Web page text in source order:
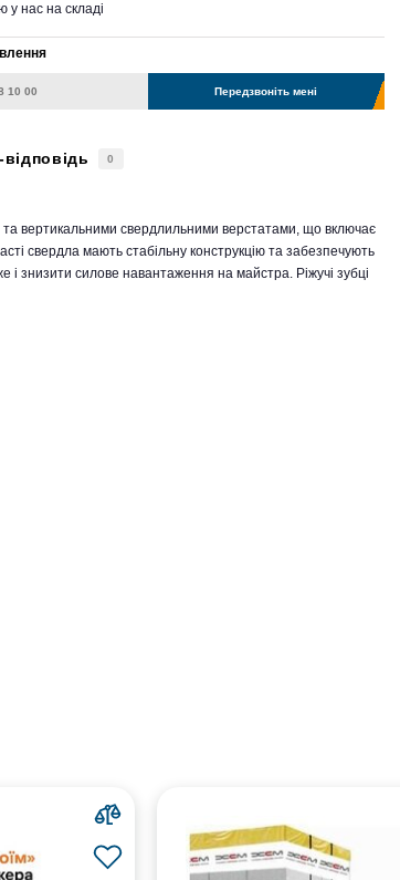
у нас на складі
Передзвоніть мені
0
вертикальними свердлильними верстатами, що включає
свердла мають стабільну конструкцію та забезпечують
і знизити силове навантаження на майстра. Ріжучі зубці